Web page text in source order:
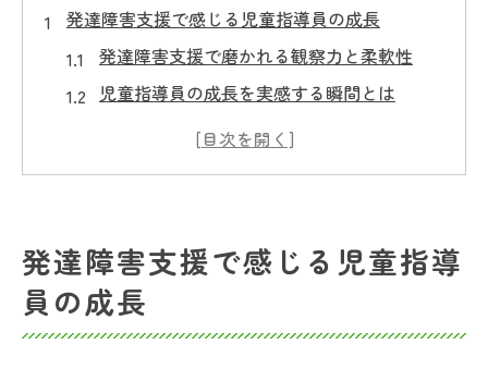
発達障害支援で感じる児童指導員の成長
発達障害支援で磨かれる観察力と柔軟性
児童指導員の成長を実感する瞬間とは
放課後等デイサービスで培う専門性の深ま
チームで学ぶ放課後等デイサービスの支援
力
放課後等デイサービスで得るやりがいの本質
発達障害支援で感じる児童指導
員の成長